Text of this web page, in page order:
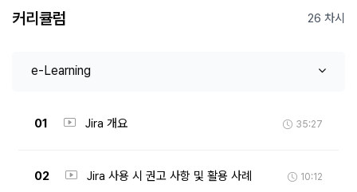
커리큘럼 26 차시
e-Learning
01 Jira 개요 35:27
02 Jira 사용 시 권고 사항 및 활용 사례 10:12